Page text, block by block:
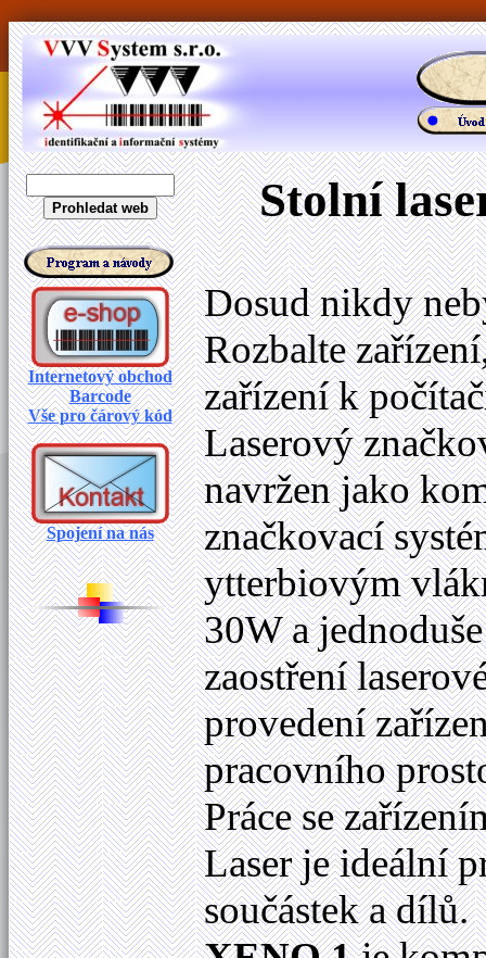
Internetový obchod
Barcode
Vše pro čárový kód
Spojení na nás
Stolní
Dosud nikdy
Rozbalte
zařízení k
Laserový
navržen jako
značkovací
ytterbiovým
30W a
zaostření
provedení
pracovního
Práce se
Laser je ideální
součástek a dílů.